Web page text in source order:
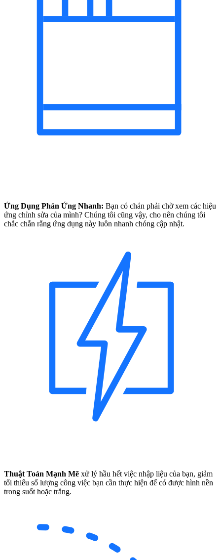
Ứng Dụng Phản Ứng Nhanh: Bạn có chán phải chờ xem các hiệu
ứng chỉnh sửa của mình? Chúng tôi cũng vậy, cho nên chúng tôi
chắc chắn rằng ứng dụng này luôn nhanh chóng cập nhật.
Thuật Toán Mạnh Mẽ xử lý hầu hết việc nhập liệu của bạn, giảm
tối thiểu số lượng công việc bạn cần thực hiện để có được hình nền
trong suốt hoặc trắng.